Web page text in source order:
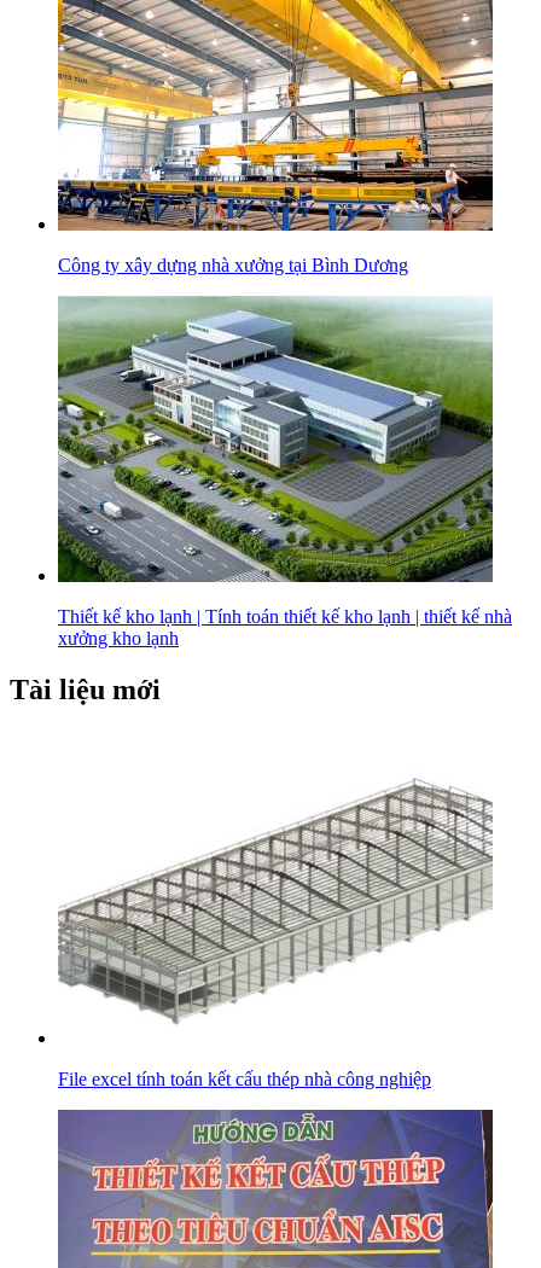
Công ty xây dựng nhà xưởng tại Bình Dương
Thiết kế kho lạnh | Tính toán thiết kế kho lạnh | thiết kế nhà
xưởng kho lạnh
Tài liệu mới
File excel tính toán kết cấu thép nhà công nghiệp